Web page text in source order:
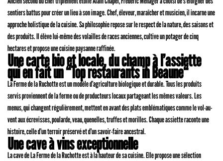
sentiers battus pour créer un lieu à son image. Chef, éleveur, maraîcher et musicien, il incarne une
approche holistique de la cuisine. Sa philosophie repose sur le respect de la nature, des saisons et
des produits. Il élève lui-même des volailles de races anciennes, cultive un potager de cinq
hectares et propose une cuisine paysanne raffinée.
Une carte bio et locale, du champ à l’assiette
qui en fait un “Top restaurants in Beaune“
La Ferme de la Ruchotte est un modèle d’agriculture biologique et durable. Tous les produits
servis proviennent de la ferme ou de producteurs locaux partageant les mêmes valeurs. Les
menus, qui changent régulièrement, mettent en avant des plats emblématiques comme le vol-au-
vent aux écrevisses, poularde, veau, quenelles, truffes et morilles. Chaque assiette raconte une
histoire, celle d’un terroir préservé et d’un savoir-faire ancestral.
Une cave à vins exceptionnelle
La cave de La Ferme de la Ruchotte est à la hauteur de sa cuisine. Elle propose une sélection